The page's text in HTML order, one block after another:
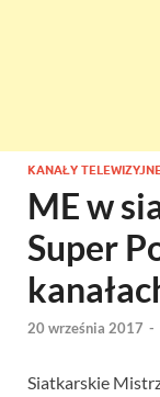
KANAŁY
ME w
Super
20 września 2017 -
Siatkarskie